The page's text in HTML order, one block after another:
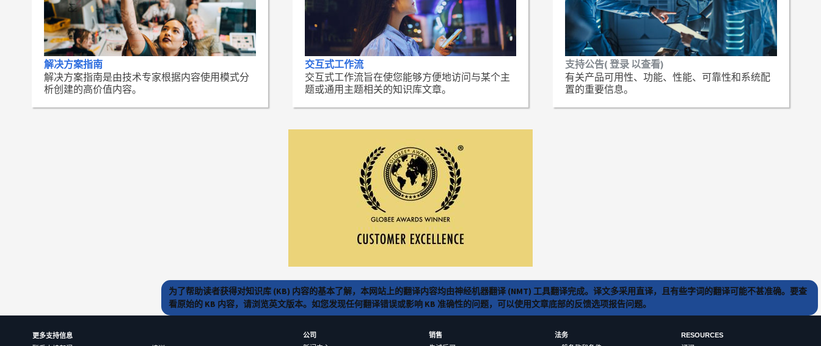
解决方案指南
解决方案指南是由技术专家根据内容使用模式分
析创建的高价值内容。
交互式工作流
交互式工作流旨在使您能够方便地访问与某个主
题或通用主题相关的知识库文章。
支持公告( 登录 以查看)
有关产品可用性、功能、性能、可靠性和系统配
置的重要信息。
为了帮助读者获得对知识库 (KB) 内容的基本了解，本网站上的翻译内容均由神经机器翻译 (NMT) 工具翻译完成。译文多采用直译，且有些字词的翻译可能不甚准确。要查
看原始的 KB 内容，请浏览英文版本。如您发现任何翻译错误或影响 KB 准确性的问题，可以使用文章底部的反馈选项报告问题。
更多支持信息
公司
销售
法务
RESOURCES